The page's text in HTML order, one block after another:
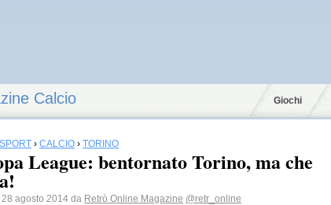
Calcio Giochi
SPORT › CALCIO › TORINO
League: bentornato Torino, ma che
agosto 2014 da Retrò Online Magazine @retr_online